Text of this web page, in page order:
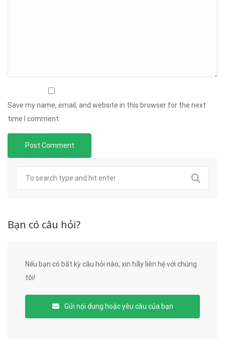
Save my name, email, and website in this browser for the next
time I comment.
Bạn có câu hỏi?
Nếu bạn có bất kỳ câu hỏi nào, xin hãy liên hệ với chúng
tôi!
Gửi nội dung hoặc yêu cầu của bạn